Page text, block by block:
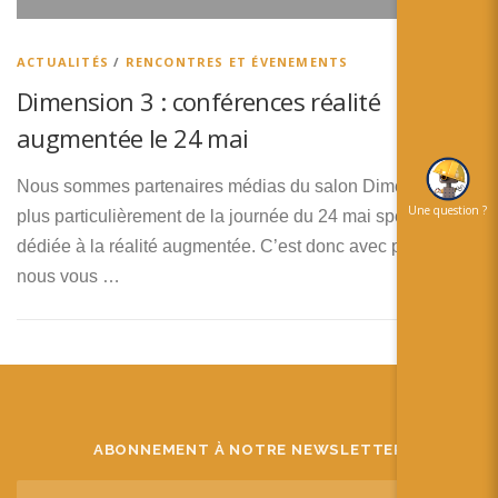
Español
ACTUALITÉS / RENCONTRES ET ÉVENEMENTS
Dimension 3 : conférences réalité
augmentée le 24 mai
Nous sommes partenaires médias du salon Dimension 3 et
plus particulièrement de la journée du 24 mai spécialement
dédiée à la réalité augmentée. C’est donc avec plaisir que
nous vous …
ABONNEMENT À NOTRE NEWSLETTER
Une question ?